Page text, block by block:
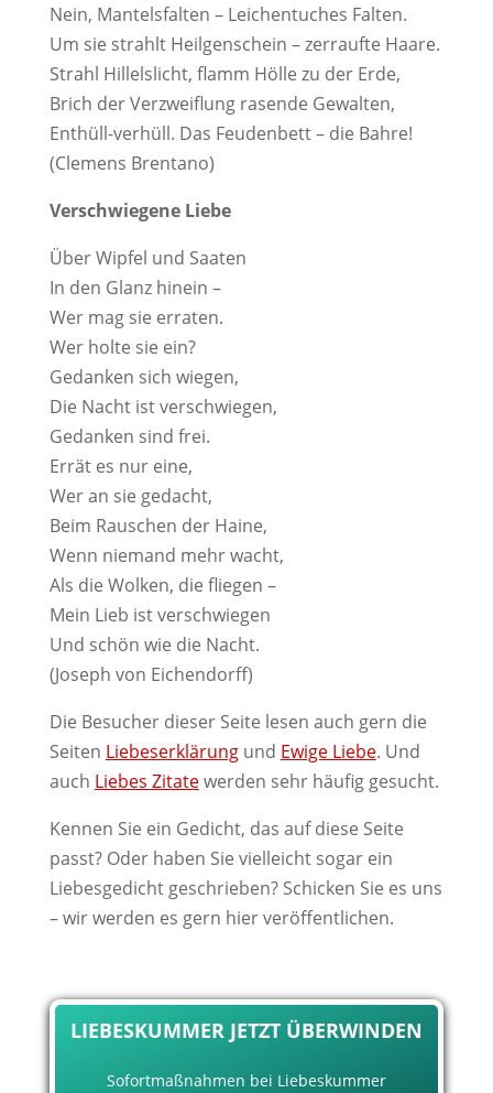
Nein, Mantelsfalten – Leichentuches Falten.
Um sie strahlt Heilgenschein – zerraufte Haare.
Strahl Hillelslicht, flamm Hölle zu der Erde,
Brich der Verzweiflung rasende Gewalten,
Enthüll-verhüll. Das Feudenbett – die Bahre!
(Clemens Brentano)
Verschwiegene Liebe
Über Wipfel und Saaten
In den Glanz hinein –
Wer mag sie erraten.
Wer holte sie ein?
Gedanken sich wiegen,
Die Nacht ist verschwiegen,
Gedanken sind frei.
Errät es nur eine,
Wer an sie gedacht,
Beim Rauschen der Haine,
Wenn niemand mehr wacht,
Als die Wolken, die fliegen –
Mein Lieb ist verschwiegen
Und schön wie die Nacht.
(Joseph von Eichendorff)
Die Besucher dieser Seite lesen auch gern die
Seiten Liebeserklärungund Ewige Liebe. Und
auch Liebes Zitatewerden sehr häufig gesucht.
Kennen Sie ein Gedicht, das auf diese Seite
passt? Oder haben Sie vielleicht sogar ein
Liebesgedicht geschrieben? Schicken Sie es uns
– wir werden es gern hier veröffentlichen.
LIEBESKUMMER JETZT ÜBERWINDEN
Sofortmaßnahmen bei Liebeskummer